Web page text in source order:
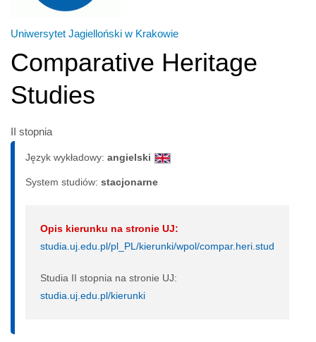
Uniwersytet Jagielloński w Krakowie
Comparative Heritage
Studies
II stopnia
Język wykładowy: angielski
System studiów: sta­cjo­nar­ne
Opis kierunku na stronie UJ:
studia.uj.edu.pl/pl_PL/kierunki/wpol/compar.heri.stud
Studia II stopnia na stronie UJ:
studia.uj.edu.pl/kierunki